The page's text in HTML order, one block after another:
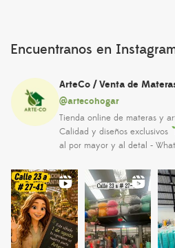
Encuentranos en
ArteCo / Venta de
@artecohogar
Tienda online de materas y
Calidad y diseños exclusivos
al por mayor y al detal -